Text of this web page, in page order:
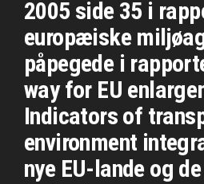
2005 side 35 i
europæiske
påpegede i
way for EU
Indicators of
environment
nye EU-lande og